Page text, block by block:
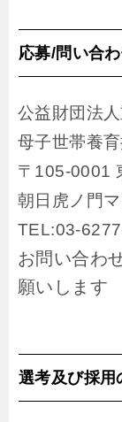
応募/問い合
公益財団法
母子世帯養
〒105-0001
朝日虎ノ門
TEL:03-
お問い合わ
願いします
選考及び採用